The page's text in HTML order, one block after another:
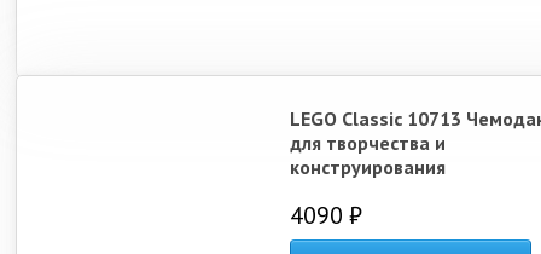
LEGO Classic 10713
для творчества и
конструирования
4090 ₽